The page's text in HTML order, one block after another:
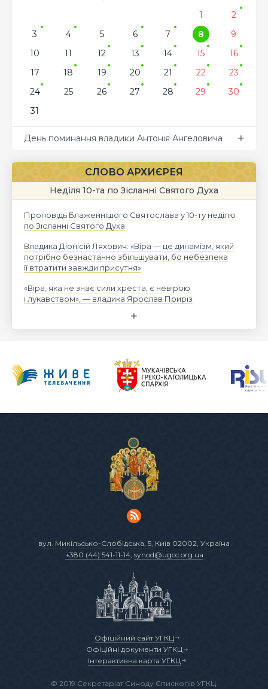
1
2
3
4 5 6 7 8
9
10
11 12 13 14 15
16
17
18 19 20 21 22
23
24
25 26 27 28 29
30
31
День поминання владики Антонія Ангеловича
СЛОВО АРХИЄРЕЯ
Неділя 10-та по Зісланні Святого Духа
Проповідь Блаженнішого Святослава у 10-ту неділю
по Зісланні Святого Духа
Владика Діонісій Ляхович: «Віра — це динамізм, який
потрібно безнастанно збільшувати, бо небезпека
її втратити завжди присутня»
«Віра, яка не знає сили хреста, є невірою
і лукавством», — владика Ярослав Приріз
вул. Микільсько-Слобідська, 5, Київ 02002, Україна
+380 (44) 541-11-14, synod@ugcc.org.ua
Офіційний сайт УГКЦ
Офіційні документи УГКЦ
Інтерактивна карта УГКЦ
© 2019 Секретаріат Синоду Єпископів УГКЦ.